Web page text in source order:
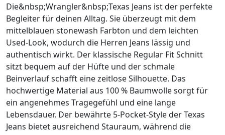
Die&nbsp;Wrangler&nbsp;Texas Jeans ist der perfekte
Begleiter für deinen Alltag. Sie überzeugt mit dem
mittelblauen stonewash Farbton und dem leichten
Used-Look, wodurch die Herren Jeans lässig und
authentisch wirkt. Der klassische Regular Fit Schnitt
sitzt bequem auf der Hüfte und der schmale
Beinverlauf schafft eine zeitlose Silhouette. Das
hochwertige Material aus 100 % Baumwolle sorgt für
ein angenehmes Tragegefühl und eine lange
Lebensdauer. Der bewährte 5-Pocket-Style der Texas
Jeans bietet ausreichend Stauraum, während die